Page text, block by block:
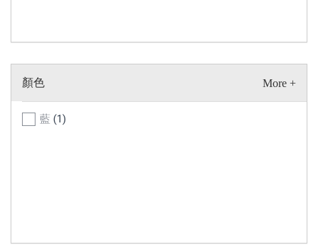
顏色
藍 (1)